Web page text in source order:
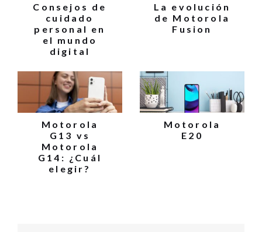
Consejos de
cuidado
personal en
el mundo
digital
La evolución
de Motorola
Fusion
Motorola
G13 vs
Motorola
G14: ¿Cuál
elegir?
Motorola
E20